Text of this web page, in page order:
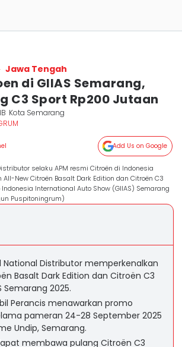
Jawa Tengah
di GIIAS Semarang,
C3 Sport Rp200 Jutaan
Kota Semarang
Add Us on Google
selaku APM resmi Citroën di Indonesia
New Citroën Basalt Dark Edition dan Citroën C3
International Auto Show (GIIAS) Semarang
Puspitoningrum)
National Distributor memperkenalkan
Basalt Dark Edition dan Citroën C3
Semarang 2025.
Perancis menawarkan promo
pameran 24-28 September 2025
Undip, Semarang.
membawa pulang Citroën C3